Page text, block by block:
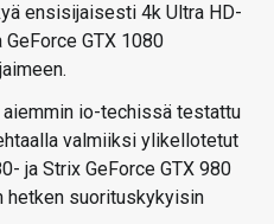
ensisijaisesti 4k Ultra HD-
GTX 1080
io-techissä testattu
valmiiksi ylikellotetut
ja Strix GeForce GTX 980
hetken suorituskykyisin